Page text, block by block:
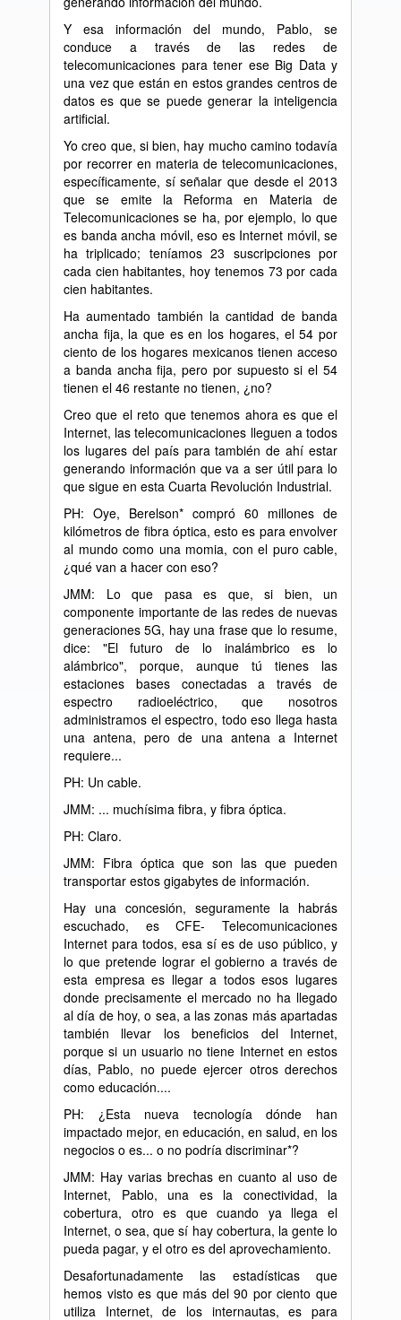
Y esa información del mundo, Pablo, se
conduce a través de las redes de
telecomunicaciones para tener ese Big Data y
una vez que están en estos grandes centros de
datos es que se puede generar la inteligencia
artificial.
Yo creo que, si bien, hay mucho camino todavía
por recorrer en materia de telecomunicaciones,
específicamente, sí señalar que desde el 2013
que se emite la Reforma en Materia de
Telecomunicaciones se ha, por ejemplo, lo que
es banda ancha móvil, eso es Internet móvil, se
ha triplicado; teníamos 23 suscripciones por
cada cien habitantes, hoy tenemos 73 por cada
cien habitantes.
Ha aumentado también la cantidad de banda
ancha fija, la que es en los hogares, el 54 por
ciento de los hogares mexicanos tienen acceso
a banda ancha fija, pero por supuesto si el 54
tienen el 46 restante no tienen, ¿no?
Creo que el reto que tenemos ahora es que el
Internet, las telecomunicaciones lleguen a todos
los lugares del país para también de ahí estar
generando información que va a ser útil para lo
que sigue en esta Cuarta Revolución Industrial.
PH: Oye, Berelson* compró 60 millones de
kilómetros de fibra óptica, esto es para envolver
al mundo como una momia, con el puro cable,
¿qué van a hacer con eso?
JMM: Lo que pasa es que, si bien, un
componente importante de las redes de nuevas
generaciones 5G, hay una frase que lo resume,
dice: "El futuro de lo inalámbrico es lo
alámbrico", porque, aunque tú tienes las
estaciones bases conectadas a través de
espectro radioeléctrico, que nosotros
administramos el espectro, todo eso llega hasta
una antena, pero de una antena a Internet
requiere...
PH: Un cable.
JMM: ... muchísima fibra, y fibra óptica.
PH: Claro.
JMM: Fibra óptica que son las que pueden
transportar estos gigabytes de información.
Hay una concesión, seguramente la habrás
escuchado, es CFE- Telecomunicaciones
Internet para todos, esa sí es de uso público, y
lo que pretende lograr el gobierno a través de
esta empresa es llegar a todos esos lugares
donde precisamente el mercado no ha llegado
al día de hoy, o sea, a las zonas más apartadas
también llevar los beneficios del Internet,
porque si un usuario no tiene Internet en estos
días, Pablo, no puede ejercer otros derechos
como educación....
PH: ¿Esta nueva tecnología dónde han
impactado mejor, en educación, en salud, en los
negocios o es... o no podría discriminar*?
JMM: Hay varias brechas en cuanto al uso de
Internet, Pablo, una es la conectividad, la
cobertura, otro es que cuando ya llega el
Internet, o sea, que sí hay cobertura, la gente lo
pueda pagar, y el otro es del aprovechamiento.
Desafortunadamente las estadísticas que
hemos visto es que más del 90 por ciento que
utiliza Internet, de los internautas, es para